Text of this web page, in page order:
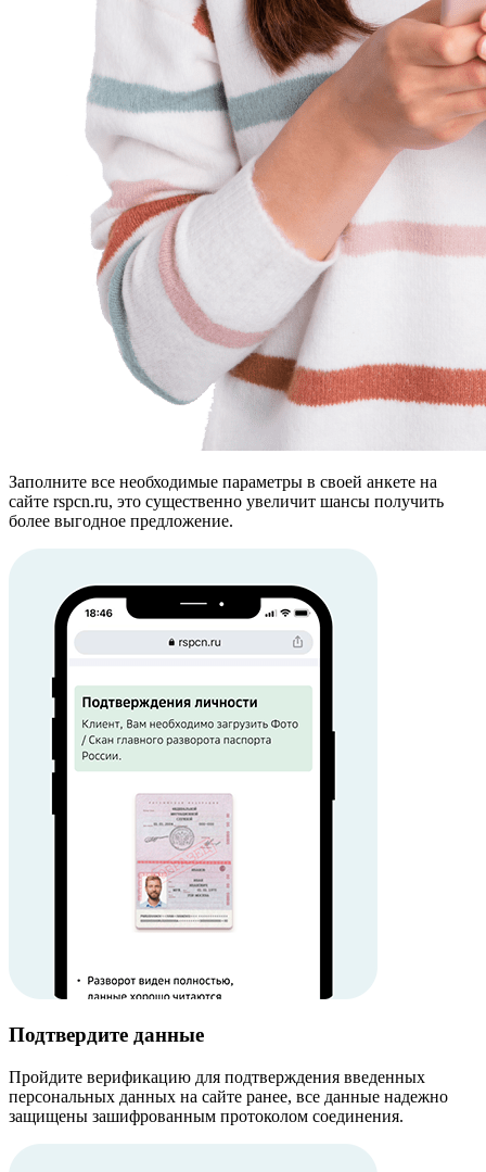
Заполните все необходимые параметры в своей анкете на
сайте rspcn.ru, это существенно увеличит шансы получить
более выгодное предложение.
Подтвердите данные
Пройдите верификацию для подтверждения введенных
персональных данных на сайте ранее, все данные надежно
защищены зашифрованным протоколом соединения.